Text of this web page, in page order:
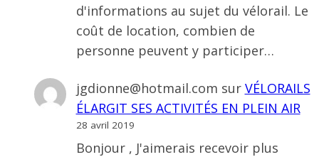
d'informations au sujet du vélorail. Le
coût de location, combien de
personne peuvent y participer…
jgdionne@hotmail.com sur VÉLORAILS
ÉLARGIT SES ACTIVITÉS EN PLEIN AIR
28 avril 2019
Bonjour , J'aimerais recevoir plus